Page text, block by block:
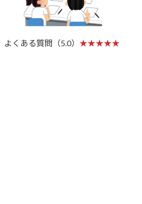
よくある質問（5.0） ★★★★★